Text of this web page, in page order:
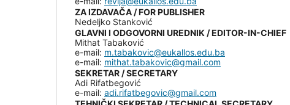
ZA IZDAVAČA / FOR PUBLISHER
Nedeljko Stanković
GLAVNI I ODGOVORNI UREDNIK / EDITOR-IN-CHIEF
Mithat Tabaković
e-mail: m.tabakovic@eukallos.edu.ba
e-mail: mithat.tabakovic@gmail.com
SEKRETAR / SECRETARY
Adi Rifatbegović
e-mail: adi.rifatbegovic@gmail.com